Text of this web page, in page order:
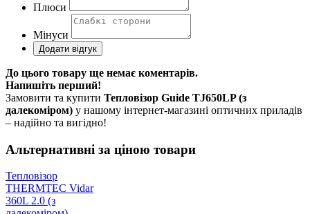
Плюси
Мінуси
До цього товару ще немає коментарів.
Напишіть перший!
Замовити та купити Тепловізор Guide TJ650LP (з
далекоміром) у нашому інтернет-магазині оптичних приладів
– надійно та вигідно!
Альтернативні за ціною товари
Тепловізор
THERMTEC Vidar
360L 2.0 (з